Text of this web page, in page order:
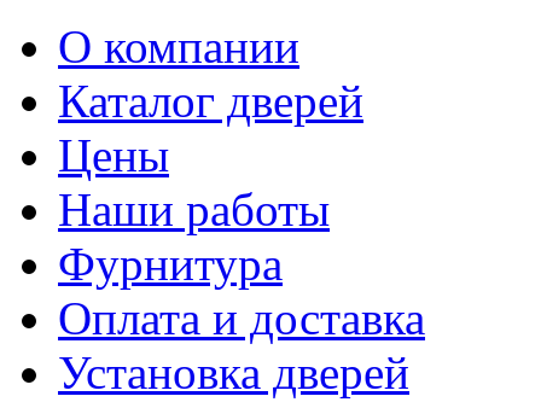
О компании
Каталог дверей
Цены
Наши работы
Фурнитура
Оплата и доставка
Установка дверей